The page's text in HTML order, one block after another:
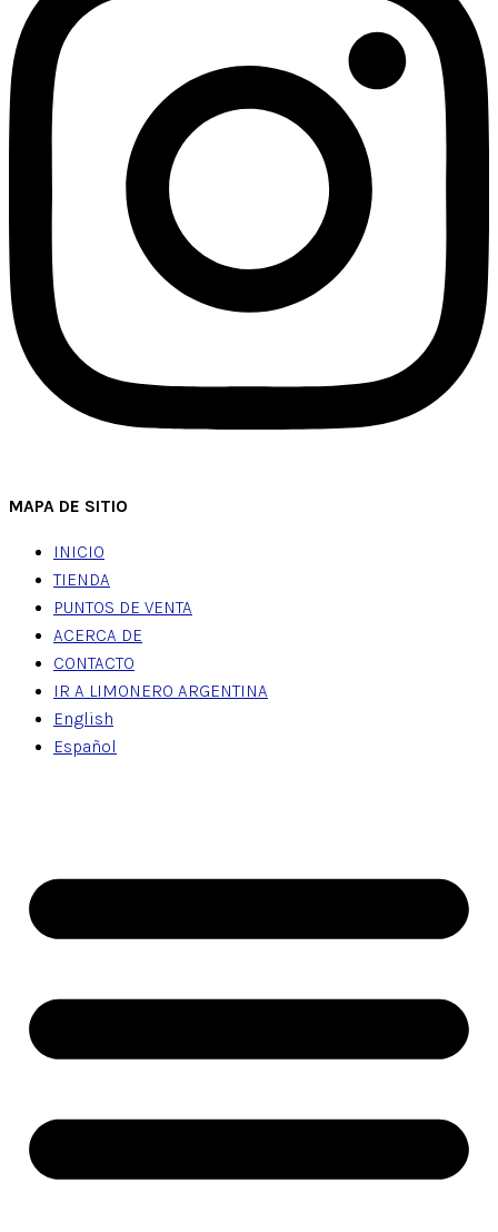
MAPA DE SITIO
INICIO
TIENDA
PUNTOS DE VENTA
ACERCA DE
CONTACTO
IR A LIMONERO ARGENTINA
English
Español